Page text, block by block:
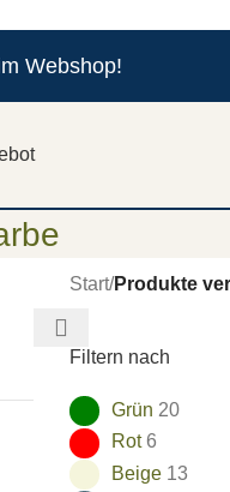
Webshop!
Start/Produkte
Filtern nach
Grün 20
Rot 6
Beige 13